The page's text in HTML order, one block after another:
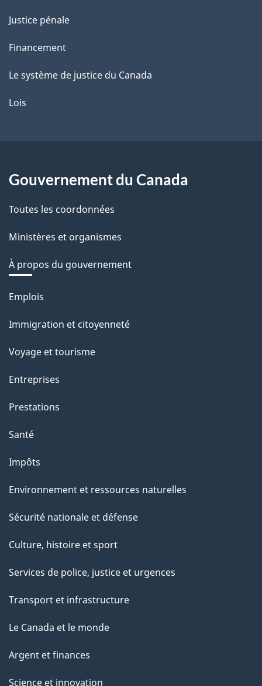
Justice pénale
Financement
Le système de justice du Canada
Lois
Gouvernement du Canada
Toutes les coordonnées
Ministères et organismes
À propos du gouvernement
Thèmes
sujets
Emplois
Immigration et citoyenneté
Voyage et tourisme
Entreprises
Prestations
Santé
Impôts
Environnement et ressources naturelles
Sécurité nationale et défense
Culture, histoire et sport
Services de police, justice et urgences
Transport et infrastructure
Le Canada et le monde
Argent et finances
Science et innovation